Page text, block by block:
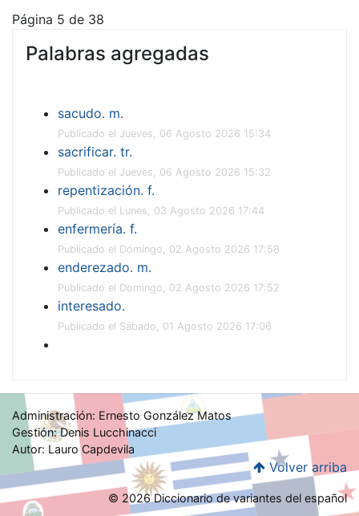
Página 5 de 38
Palabras agregadas
sacudo. m.
Publicado el Jueves, 06 Agosto 2026 15:34
sacrificar. tr.
Publicado el Jueves, 06 Agosto 2026 15:32
repentización. f.
Publicado el Lunes, 03 Agosto 2026 17:44
enfermería. f.
Publicado el Domingo, 02 Agosto 2026 17:58
enderezado. m.
Publicado el Domingo, 02 Agosto 2026 17:52
interesado.
Publicado el Sábado, 01 Agosto 2026 17:06
Administración: Ernesto González Matos
Gestión: Denis Lucchinacci
Autor: Lauro Capdevila
Volver arriba
© 2026 Diccionario de variantes del español